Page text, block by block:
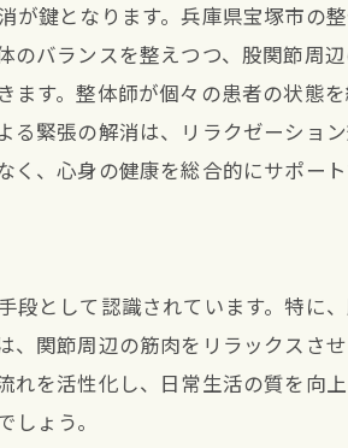
リを続けるための整体の活用法
ビリの組み合わせ方
の負担を軽減する整体
持続的な回復支援
おける整体の役割と重要性
日常生活へのスムーズな復帰
動作改善を目指す整体
れる生活の質の向上
鍵となります。兵庫県宝塚市の
バランスを整えつつ、股関節周
す。整体師が個々の患者の状態
緊張の解消は、リラクゼーショ
、心身の健康を総合的にサポート
として認識されています。特に
関節周辺の筋肉をリラックスさ
を活性化し、日常生活の質を向
ょう。